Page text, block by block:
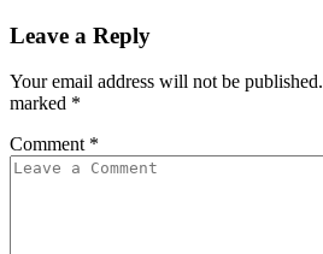
Leave a Reply
Your email address will not be published.
marked *
Comment *